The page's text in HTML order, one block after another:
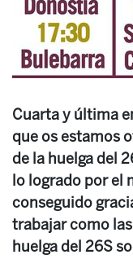
Cuarta y última
que os estamos
de la huelga del
lo logrado por el
conseguido
trabajar como
huelga del 26S